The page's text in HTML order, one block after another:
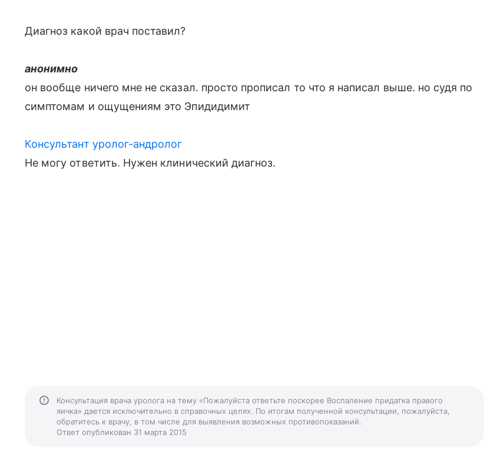
Диагноз какой врач поставил?
анонимно
он вообще ничего мне не сказал. просто прописал то что я написал выше. но судя по
симптомам и ощущениям это Эпидидимит
Консультант уролог-андролог
Не могу ответить. Нужен клинический диагноз.
Консультация врача уролога на тему «Пожалуйста ответьте поскорее Воспаление придатка правого
яичка» дается исключительно в справочных целях. По итогам полученной консультации, пожалуйста,
обратитесь к врачу, в том числе для выявления возможных противопоказаний.
Ответ опубликован 31 марта 2015